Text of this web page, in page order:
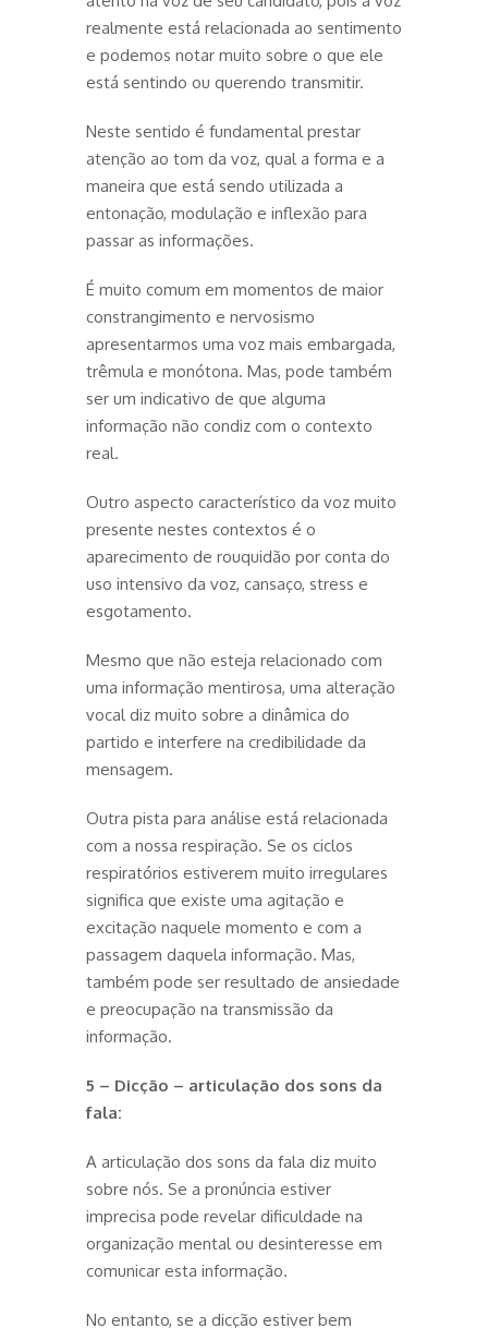
realmente está relacionada ao sentimento
e podemos notar muito sobre o que ele
está sentindo ou querendo transmitir.
Neste sentido é fundamental prestar
atenção ao tom da voz, qual a forma e a
maneira que está sendo utilizada a
entonação, modulação e inflexão para
passar as informações.
É muito comum em momentos de maior
constrangimento e nervosismo
apresentarmos uma voz mais embargada,
trêmula e monótona. Mas, pode também
ser um indicativo de que alguma
informação não condiz com o contexto
real.
Outro aspecto característico da voz muito
presente nestes contextos é o
aparecimento de rouquidão por conta do
uso intensivo da voz, cansaço, stress e
esgotamento.
Mesmo que não esteja relacionado com
uma informação mentirosa, uma alteração
vocal diz muito sobre a dinâmica do
partido e interfere na credibilidade da
mensagem.
Outra pista para análise está relacionada
com a nossa respiração. Se os ciclos
respiratórios estiverem muito irregulares
significa que existe uma agitação e
excitação naquele momento e com a
passagem daquela informação. Mas,
também pode ser resultado de ansiedade
e preocupação na transmissão da
informação.
5 – Dicção – articulação dos sons da
fala:
A articulação dos sons da fala diz muito
sobre nós. Se a pronúncia estiver
imprecisa pode revelar dificuldade na
organização mental ou desinteresse em
comunicar esta informação.
No entanto, se a dicção estiver bem